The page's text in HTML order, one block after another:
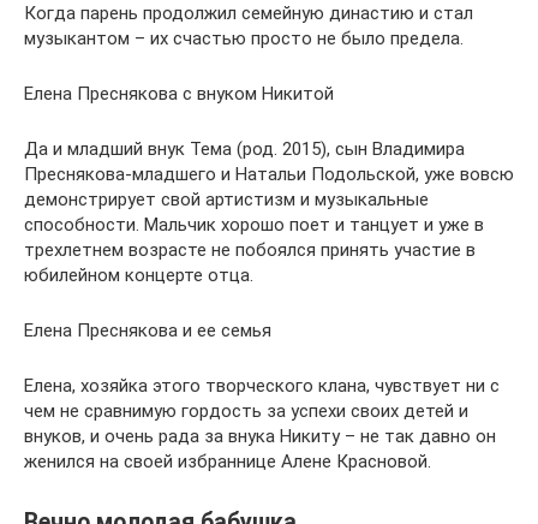
Когда парень продолжил семейную династию и стал
музыкантом – их счастью просто не было предела.
Елена Преснякова с внуком Никитой
Да и младший внук Тема (род. 2015), сын Владимира
Преснякова-младшего и Натальи Подольской, уже вовсю
демонстрирует свой артистизм и музыкальные
способности. Мальчик хорошо поет и танцует и уже в
трехлетнем возрасте не побоялся принять участие в
юбилейном концерте отца.
Елена Преснякова и ее семья
Елена, хозяйка этого творческого клана, чувствует ни с
чем не сравнимую гордость за успехи своих детей и
внуков, и очень рада за внука Никиту – не так давно он
женился на своей избраннице Алене Красновой.